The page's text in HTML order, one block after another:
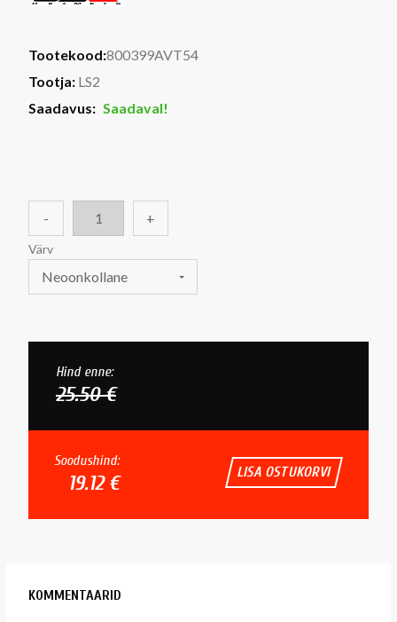
Tootekood:800399AVT54
Tootja: LS2
Saadavus: Saadaval!
- +
Värv
Neoonkollane
Hind enne:
25.50 €
Soodushind:
19.12 € LISA OSTUKORVI
KOMMENTAARID